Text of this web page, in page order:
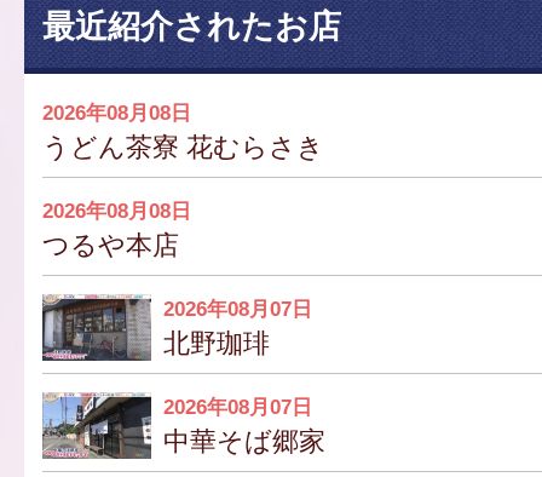
最近紹介されたお店
2026年08月08日
うどん茶寮 花むらさき
2026年08月08日
つるや本店
2026年08月07日
北野珈琲
2026年08月07日
中華そば郷家